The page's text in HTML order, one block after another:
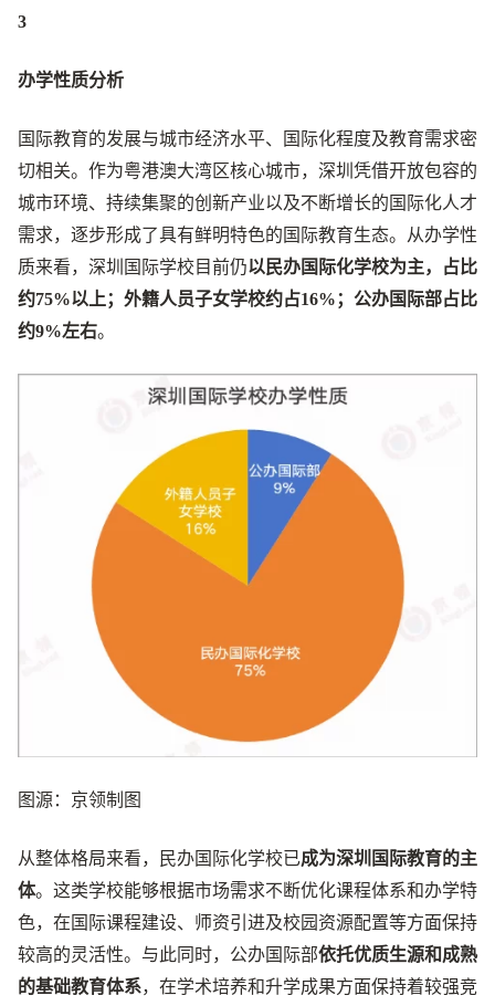
3
办学性质分析
国际教育的发展与城市经济水平、国际化程度及教育需求密
切相关。作为粤港澳大湾区核心城市，深圳凭借开放包容的
城市环境、持续集聚的创新产业以及不断增长的国际化人才
需求，逐步形成了具有鲜明特色的国际教育生态。从办学性
质来看，深圳国际学校目前仍以民办国际化学校为主，占比
约75%以上 ； 外籍人员子女学校约占16% ； 公办国际部占比
约9%左右。
图源：京领制图
从整体格局来看，民办国际化学校已成为深圳国际教育的主
体。这类学校能够根据市场需求不断优化课程体系和办学特
色，在国际课程建设、师资引进及校园资源配置等方面保持
较高的灵活性。与此同时，公办国际部依托优质生源和成熟
的基础教育体系，在学术培养和升学成果方面保持着较强竞